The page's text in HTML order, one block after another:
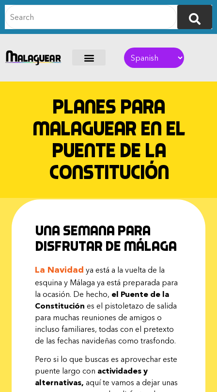
Planes para
Malaguear en el
Puente de la
Constitución
Una semana para
disfrutar de Málaga
La Navidad ya está a la vuelta de la
esquina y Málaga ya está preparada para
la ocasión. De hecho, el Puente de la
Constitución es el pistoletazo de salida
para muchas reuniones de amigos o
incluso familiares, todas con el pretexto
de las fechas navideñas como trasfondo.
Pero si lo que buscas es aprovechar este
puente largo con actividades y
alternativas, aquí te vamos a dejar unas